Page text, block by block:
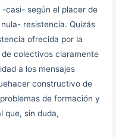
casi- según el placer de
resistencia. Quizás
ofrecida por la
colectivos claramente
a los mensajes
constructivo de
de formación y
que, sin duda,